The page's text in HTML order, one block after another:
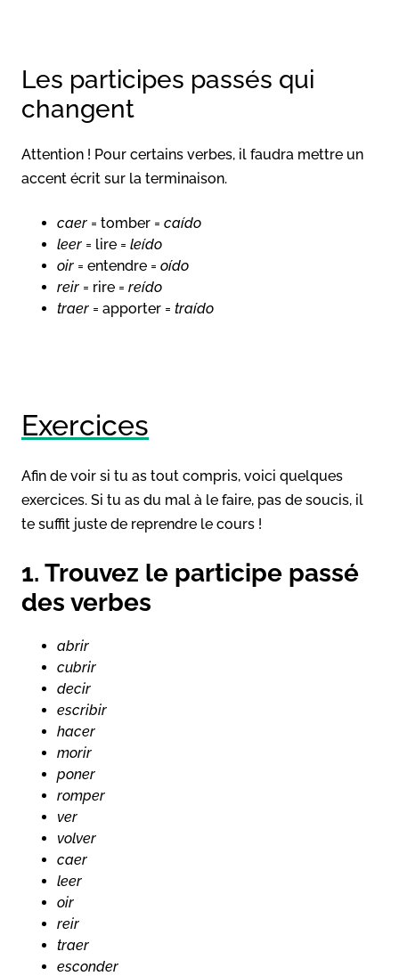
Les participes passés qui
changent
Attention ! Pour certains verbes, il faudra mettre un
accent écrit sur la terminaison.
caer = tomber = caído
leer = lire = leído
oir = entendre = oído
reir = rire = reído
traer = apporter = traído
Exercices
Afin de voir si tu as tout compris, voici quelques
exercices. Si tu as du mal à le faire, pas de soucis, il
te suffit juste de reprendre le cours !
1. Trouvez le participe passé
des verbes
abrir
cubrir
decir
escribir
hacer
morir
poner
romper
ver
volver
caer
leer
oir
reir
traer
esconder